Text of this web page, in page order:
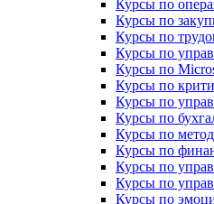
Курсы по
Курсы по
Курсы по
Курсы по
Курсы по
Курсы по
Курсы по
Курсы по
Курсы по
Курсы по
Курсы по
Курсы по
Курсы по